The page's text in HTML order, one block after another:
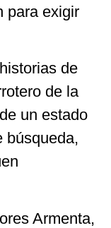
para exigir
de
de la
un estado
búsqueda,
Armenta,